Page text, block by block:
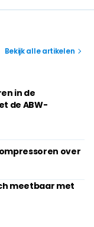
Bekijk alle artikelen
in de
de ABW-
over
meetbaar met